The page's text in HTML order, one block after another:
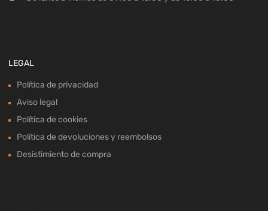
LEGAL
Política de privacidad
Aviso legal
Política de cookies
Política de devoluciones y reembolsos
Desistimiento de compra